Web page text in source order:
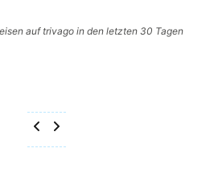
auf trivago in den letzten 30 Tagen